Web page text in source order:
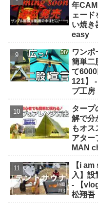
年
ェード
い焼き
easy
ワンポ
簡単二
て
121】
プ工房
タープ
解で分
もオス
アター
MAN
【i
入】設
- 【
松翔吾